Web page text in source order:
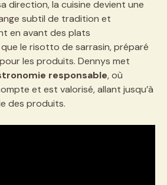
direction, la cuisine devient une
subtil de tradition et
en avant des plats
le risotto de sarrasin, préparé
les produits. Dennys met
responsable, où
et est valorisé, allant jusqu’à
des produits.